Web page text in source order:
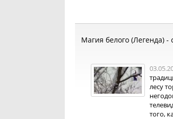
Магия белого (Легенда) -
лесу
того,